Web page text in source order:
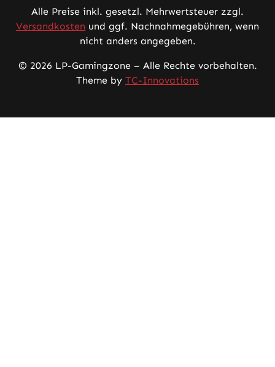
Alle Preise inkl. gesetzl. Mehrwertsteuer zzgl.
Versandkosten und ggf. Nachnahmegebühren, wenn
nicht anders angegeben.
© 2026 LP-Gamingzone – Alle Rechte vorbehalten.
Theme by TC-Innovations